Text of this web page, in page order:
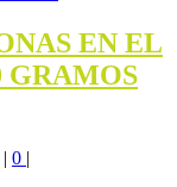
EN EL
GRAMOS
| 0 |